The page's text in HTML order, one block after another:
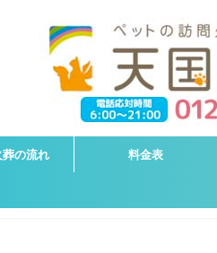
の流れ 料金表